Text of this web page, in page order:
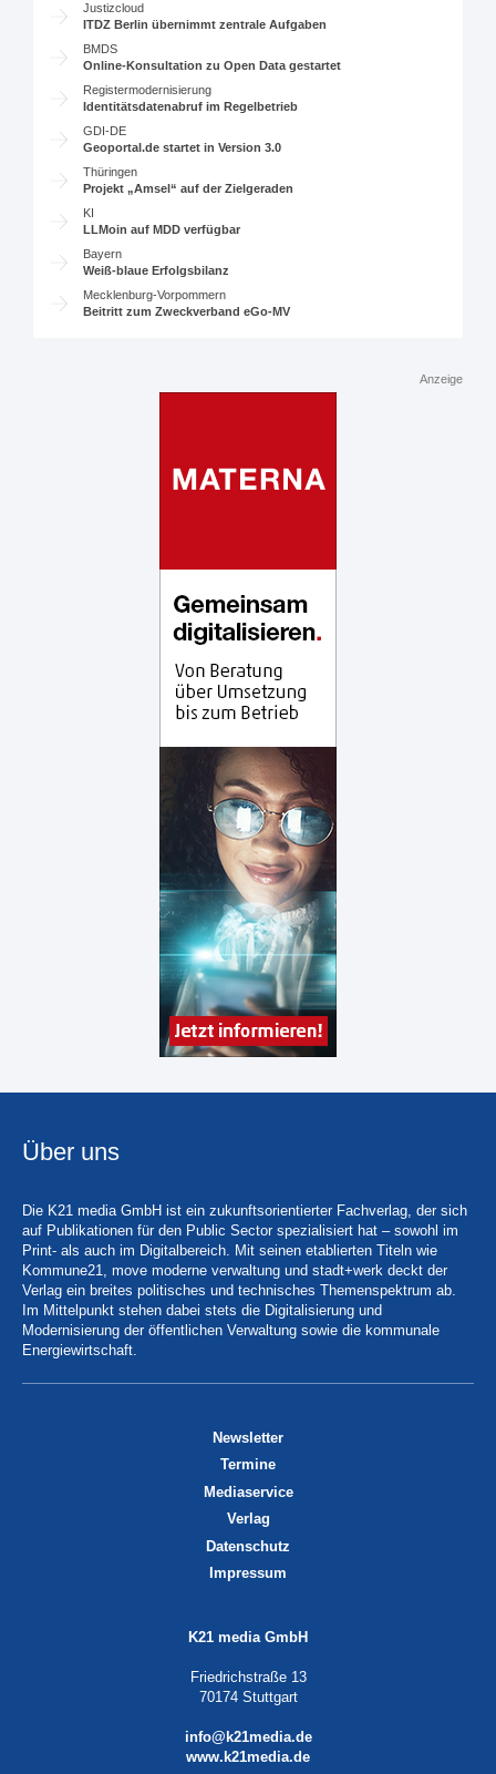
Justizcloud
ITDZ Berlin übernimmt zentrale Aufgaben
BMDS
Online-Konsultation zu Open Data gestartet
Registermodernisierung
Identitätsdatenabruf im Regelbetrieb
GDI-DE
Geoportal.de startet in Version 3.0
Thüringen
Projekt „Amsel“ auf der Zielgeraden
KI
LLMoin auf MDD verfügbar
Bayern
Weiß-blaue Erfolgsbilanz
Mecklenburg-Vorpommern
Beitritt zum Zweckverband eGo-MV
Anzeige
Über uns
Die K21 media GmbH ist ein zukunftsorientierter Fachverlag, der sich
auf Publikationen für den Public Sector spezialisiert hat – sowohl im
Print- als auch im Digitalbereich. Mit seinen etablierten Titeln wie
Kommune21, move moderne verwaltung und stadt+werk deckt der
Verlag ein breites politisches und technisches Themenspektrum ab.
Im Mittelpunkt stehen dabei stets die Digitalisierung und
Modernisierung der öffentlichen Verwaltung sowie die kommunale
Energiewirtschaft.
Newsletter
Termine
Mediaservice
Verlag
Datenschutz
Impressum
K21 media GmbH
Friedrichstraße 13
70174 Stuttgart
info@k21media.de
www.k21media.de